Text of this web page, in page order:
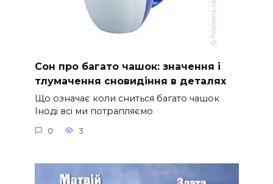
Сон про багато чашок: значення і
тлумачення сновидіння в деталях
Що означає коли сниться багато чашок
Іноді всі ми потрапляємо
0 3